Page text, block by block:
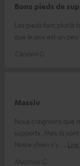
Bons pieds de
Les pieds font plutôt
que le prix est un peu
Carsten G.
Massiv
Nous craignions que
supports. Mais ils
Notre chien s'y
Matthias G.